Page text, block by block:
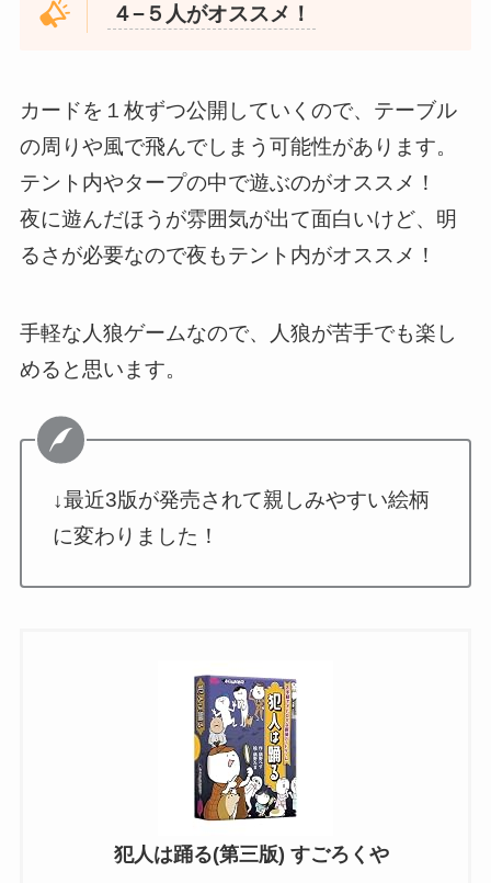
４−５人がオススメ！
カードを１枚ずつ公開していくので、テーブル
の周りや風で飛んでしまう可能性があります。
テント内やタープの中で遊ぶのがオススメ！
夜に遊んだほうが雰囲気が出て面白いけど、明
るさが必要なので夜もテント内がオススメ！
手軽な人狼ゲームなので、人狼が苦手でも楽し
めると思います。
↓最近3版が発売されて親しみやすい絵柄
に変わりました！
犯人は踊る(第三版) すごろくや